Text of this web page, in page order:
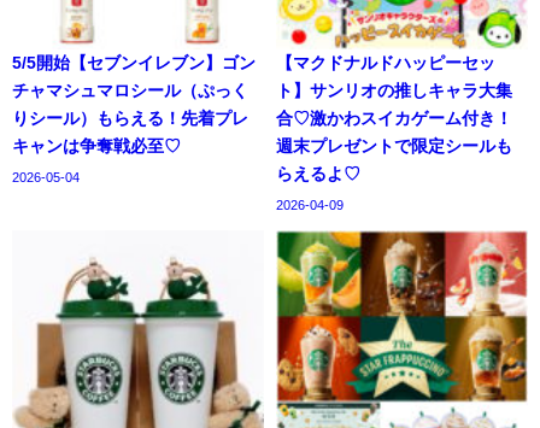
5/5開始【セブンイレブン】ゴン
チャマシュマロシール（ぷっく
りシール）もらえる！先着プレ
キャンは争奪戦必至♡
2026-05-04
【マクドナルドハッピーセッ
ト】サンリオの推しキャラ大集
合♡激かわスイカゲーム付き！
週末プレゼントで限定シールも
らえるよ♡
2026-04-09